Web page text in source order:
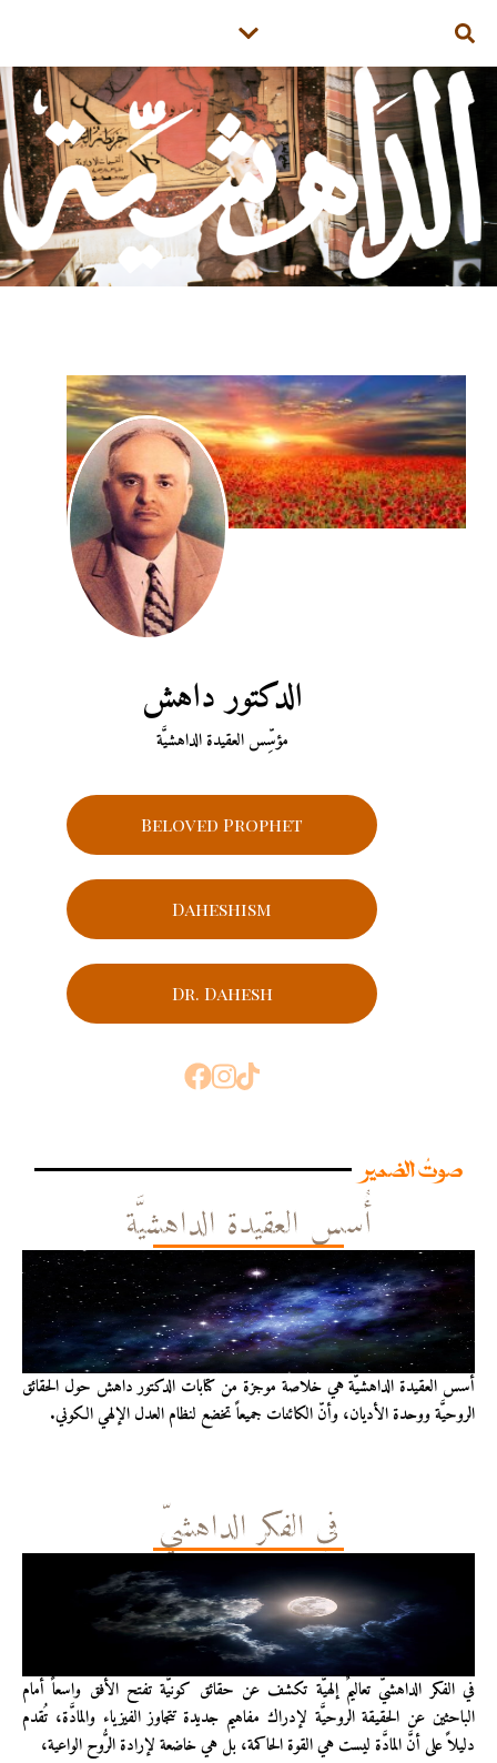
الدكتور داهش
مؤسِّس العقيدة الداهشيَّة
Beloved Prophet
Daheshism
Dr. Dahesh
صوتُ الضمير
أُسس العقيدة الداهشيَّة
أُسس العقيدة الداهشيّة هي خلاصة موجزة من كتابات الدكتور داهش حول الحقائق
الروحيَّة ووحدة الأديان، وأنّ الكائنات جميعاً تخضع لنظام العدل الإلهي الكوني.
في الفكر الداهشيّ
في الفكر الداهشيّ تعاليمٌ إلهيَّة تكشف عن حقائق كونيَّة تفتح الأفق واسعاً أمام
الباحثين عن الحقيقة الروحيَّة لإدراك مفاهيم جديدة تتجاوز الفيزياء والمادَّة، تُقدم
دليلاً على أنَّ المادَّة ليست هي القوة الحاكمة، بل هي خاضعة لإرادة الرُّوح الواعية،